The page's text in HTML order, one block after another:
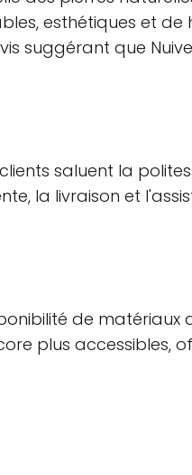
esthétiques et
suggérant que
saluent la
la livraison et
de
plus accessibles,